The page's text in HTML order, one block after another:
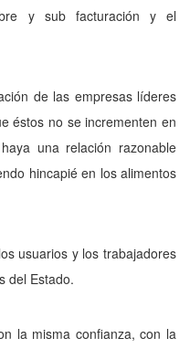
y sub facturación y el
de las empresas líderes
éstos no se incrementen en
una relación razonable
hincapié en los alimentos
usuarios y los trabajadores
del Estado.
la misma confianza, con la